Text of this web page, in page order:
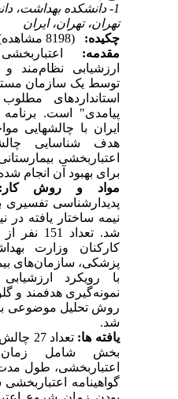
1- دانشکده بهداشت،
تهران، تهران، ایران
چکیده:
مقدمه:
ارزشیابی نظام‌مند و
توسط یک سازمان مستقل
استانداردهای مطلوب
پیامدی" است. برنامه
ایران با چالش­هایی
هدف شناسایی
اعتباربخشی بیمارستانی
برای بهبود آن انجام
مواد و روش کار:
پدیدارشناسی تفسیری
شد. تعداد
کارکنان وزارت
پزشکی، سازمان‌های
با رویکرد
نمونه‌گیری هدفمند و
روش تحلیل موضوعی
شد.
یافته ­ها:
بخش شامل زمان
اعتباربخشی، طول مدت
گواهینامه